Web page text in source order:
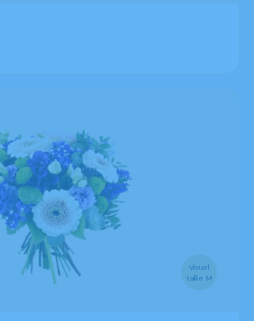
Visuel
taille M